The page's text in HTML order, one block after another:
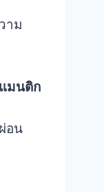
าม
มนติก
อน